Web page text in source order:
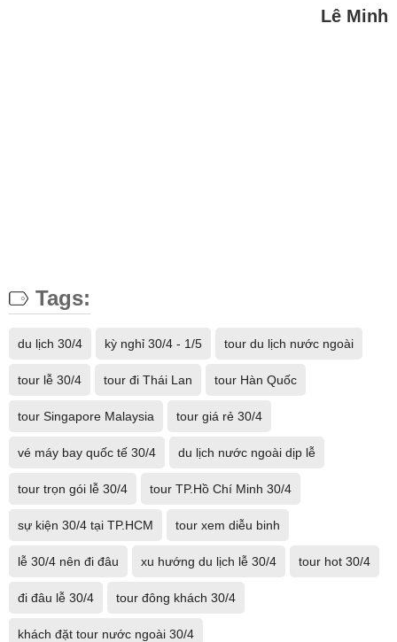
Lê Minh
Tags:
du lịch 30/4 kỳ nghỉ 30/4 - 1/5 tour du lịch nước ngoài
tour lễ 30/4 tour đi Thái Lan tour Hàn Quốc
tour Singapore Malaysia tour giá rẻ 30/4
vé máy bay quốc tế 30/4 du lịch nước ngoài dịp lễ
tour trọn gói lễ 30/4 tour TP.Hồ Chí Minh 30/4
sự kiện 30/4 tại TP.HCM tour xem diễu binh
lễ 30/4 nên đi đâu xu hướng du lịch lễ 30/4 tour hot 30/4
đi đâu lễ 30/4 tour đông khách 30/4
khách đặt tour nước ngoài 30/4